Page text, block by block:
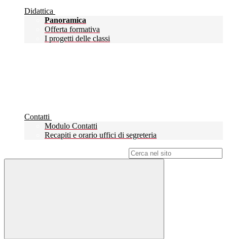
Didattica
Panoramica
Offerta formativa
I progetti delle classi
Contatti
Modulo Contatti
Recapiti e orario uffici di segreteria